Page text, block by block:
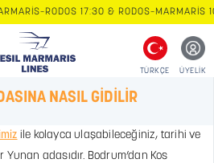
17:30 & RODOS–MARMARİS
TÜRKÇE ÜYELİK
NASIL GİDİLİR
ile kolayca ulaşabileceğiniz, tarihi ve
adasıdır. Bodrum’dan Kos